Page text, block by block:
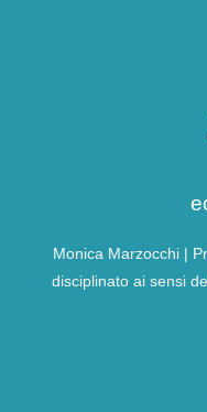
Monica Marzocchi |
disciplinato ai sensi